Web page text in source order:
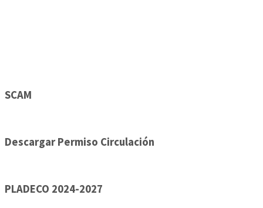
SCAM
Descargar Permiso Circulación
PLADECO 2024-2027